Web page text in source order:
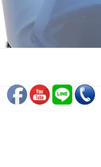
ข้าม
ไป
ยัง
บทความ
ฟาร์มมิ่งพาร์ทไดเร็ค